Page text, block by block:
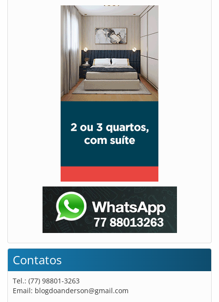
Contatos
Tel.: (77) 98801-3263
Email: blogdoanderson@gmail.com